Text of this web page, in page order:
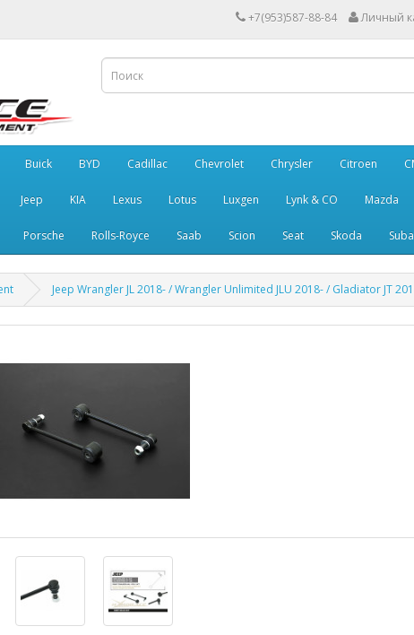
+7(953)587-88-84 Личный
Buick BYD Cadillac Chevrolet Chrysler Citroen
Jeep KIA Lexus Lotus Luxgen Lynk & CO Mazda
Porsche Rolls-Royce Saab Scion Seat Skoda
Jeep Wrangler JL 2018- / Wrangler Unlimited JLU 2018- / Gladiator JT